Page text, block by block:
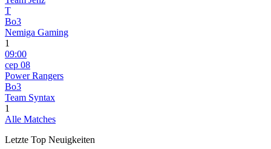
T
Bo3
Nemiga Gaming
1
09:00
сер 08
Power Rangers
Bo3
Team Syntax
1
Alle Matches
Letzte Top Neuigkeiten